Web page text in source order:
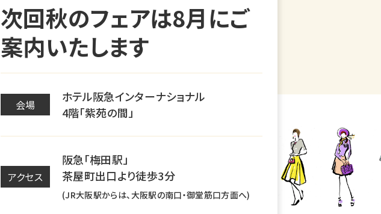
次回秋のフェアは8月にご
案内いたします
会場
ホテル阪急インターナショナル
4階「紫苑の間」
アクセス
阪急「梅田駅」
茶屋町出口より徒歩3分
(JR大阪駅からは、大阪駅の南口・御堂筋口方面へ)